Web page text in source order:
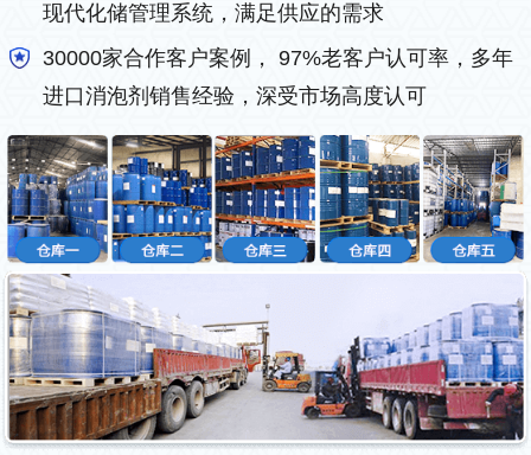
现代化储管理系统，满足供应的需求
30000家合作客户案例， 97%老客户认可率，多年
进口消泡剂销售经验，深受市场高度认可